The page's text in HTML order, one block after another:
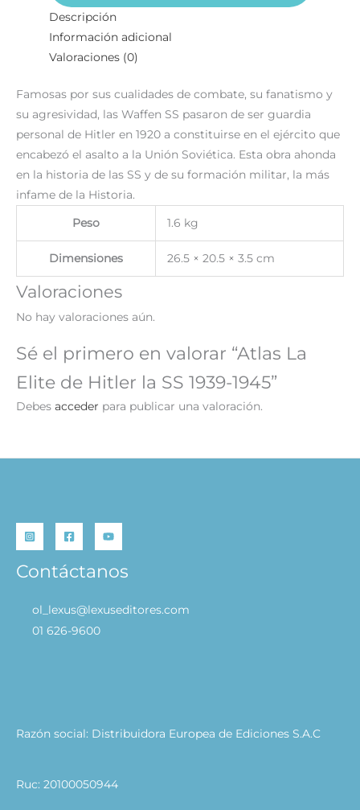
Descripción
Información adicional
Valoraciones (0)
Famosas por sus cualidades de combate, su fanatismo y
su agresividad, las Waffen SS pasaron de ser guardia
personal de Hitler en 1920 a constituirse en el ejército que
encabezó el asalto a la Unión Soviética. Esta obra ahonda
en la historia de las SS y de su formación militar, la más
infame de la Historia.
Peso 1.6 kg
Dimensiones 26.5 × 20.5 × 3.5 cm
Valoraciones
No hay valoraciones aún.
Sé el primero en valorar “Atlas La
Elite de Hitler la SS 1939-1945”
Debes acceder para publicar una valoración.
Contáctanos
ol_lexus@lexuseditores.com
01 626-9600
Razón social: Distribuidora Europea de Ediciones S.A.C
Ruc: 20100050944